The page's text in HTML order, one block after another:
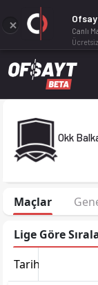
Okk Balkanski Ris
Okk
Maçlar
Lige Göre
Tarih
Canlı